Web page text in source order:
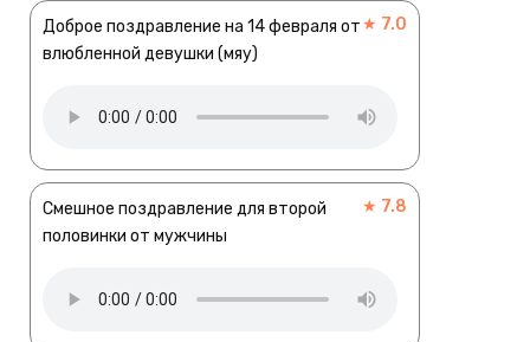
Доброе поздравление на 14 февраля от
влюбленной девушки (мяу)
★ 7.0
Смешное поздравление для второй
половинки от мужчины
★ 7.8